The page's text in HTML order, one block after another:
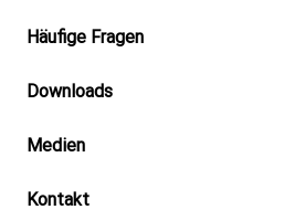
Footer
Häufige Fragen
Downloads
Medien
Kontakt